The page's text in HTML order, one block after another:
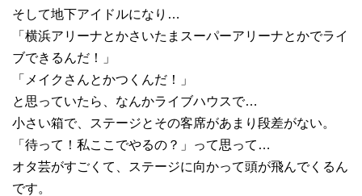
そして地下アイドルになり…
「横浜アリーナとかさいたまスーパーアリーナとかでライ
ブできるんだ！」
「メイクさんとかつくんだ！」
と思っていたら、なんかライブハウスで…
小さい箱で、ステージとその客席があまり段差がない。
「待って！私ここでやるの？」って思って…
オタ芸がすごくて、ステージに向かって頭が飛んでくるん
です。